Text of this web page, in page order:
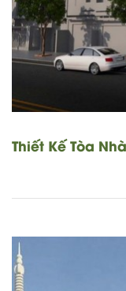
Thiết Kế Tòa